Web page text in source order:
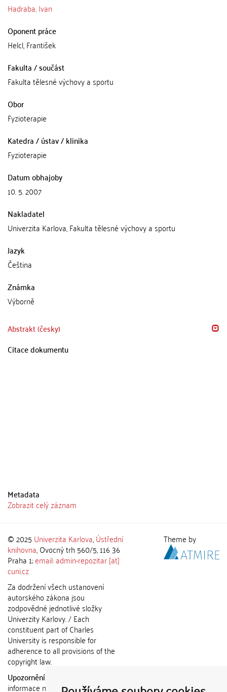
Hadraba, Ivan
Oponent práce
Helcl, František
Fakulta / součást
Fakulta tělesné výchovy a sportu
Obor
Fyzioterapie
Katedra / ústav / klinika
Fyzioterapie
Datum obhajoby
10. 5. 2007
Nakladatel
Univerzita Karlova, Fakulta tělesné výchovy a sportu
Jazyk
Čeština
Známka
Výborně
Abstrakt (česky)
Citace dokumentu
Metadata
Zobrazit celý záznam
© 2025 Univerzita Karlova,Ústřední
knihovna, Ovocný trh 560/5, 116 36
Praha 1;email: admin-repozitar [at]
cuni.cz
Za dodržení všech ustanovení
autorského zákona jsou
zodpovědné jednotlivé složky
Univerzity Karlovy. / Each
constituent part of Charles
University is responsible for
adherence to all provisions of the
copyright law.
Upozornění / Notice:
informace nemohou být použity k
Theme by